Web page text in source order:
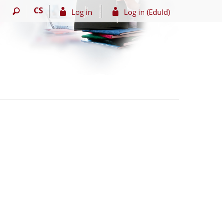
CS Log in Log in (EduId)